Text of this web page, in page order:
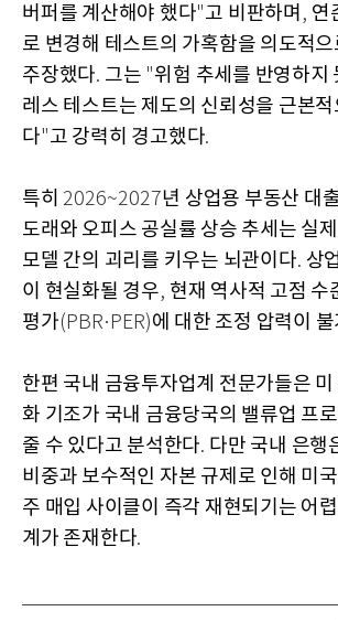
버퍼를 계산해야 했다"고 비판하며 , 연
로 변경해 테스트의 가혹함을 의도적
주장했다. 그는 "위험 추세를 반영하지
레스 테스트는 제도의 신뢰성을 근본
다"고 강력히 경고했다.
특히 2026~2027년 상업용 부동산 대
도래와 오피스 공실률 상승 추세는 실
모델 간의 괴리를 키우는 뇌관이다. 상
이 현실화될 경우, 현재 역사적 고점 수
평가(PBR·PER)에 대한 조정 압력이
한편 국내 금융투자업계 전문가들은
화 기조가 국내 금융당국의 밸류업 프
줄 수 있다고 분석한다. 다만 국내 은행
비중과 보수적인 자본 규제로 인해 미
주 매입 사이클이 즉각 재현되기는 어
계가 존재한다.